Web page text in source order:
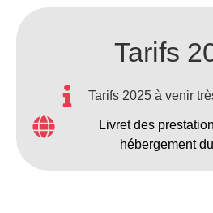
Tarifs
Tarifs 2025 à venir
Livret des
hébergement